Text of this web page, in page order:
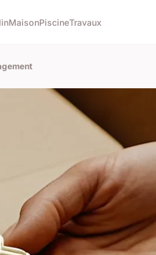
MaisonPiscineTravaux